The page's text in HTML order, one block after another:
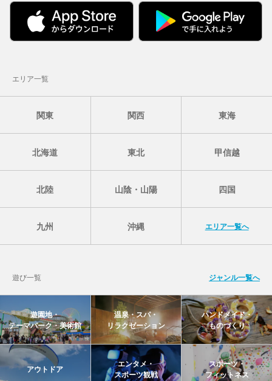
エリア一覧
関東 関西 東海
北海道 東北 甲信越
北陸 山陰・山陽 四国
九州 沖縄 エリア一覧へ
遊び一覧 ジャンル一覧へ
遊園地・
テーマパーク・美術館
温泉・スパ・
リラクゼーション
ハンドメイド・
ものづくり
アウトドア
エンタメ・
スポーツ観戦
スポーツ・
フィットネス